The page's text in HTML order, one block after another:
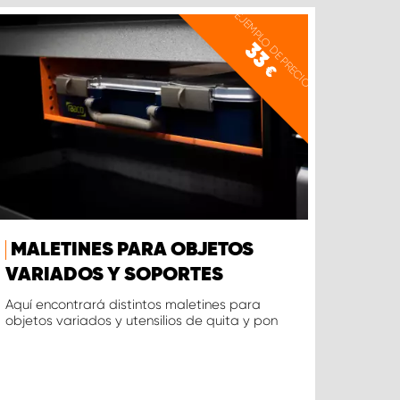
EJEMPLO DE PRECIO
33
€
MALETINES PARA OBJETOS
VARIADOS Y SOPORTES
Aquí encontrará distintos maletines para
objetos variados y utensilios de quita y pon